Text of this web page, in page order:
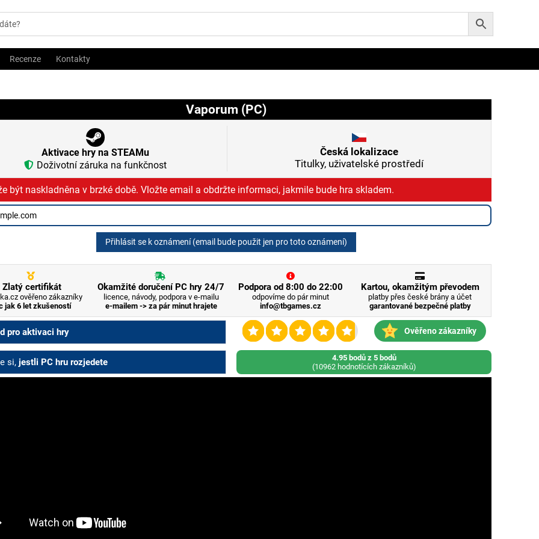
Recenze Kontakty
Vaporum (PC)
Aktivace hry na STEAMu
Doživotní záruka na funkčnost
Česká lokalizace
Titulky, uživatelské prostředí
být naskladněna v brzké době. Vložte email a obdržte informaci, jakmile bude hra skladem.
Přihlásit se k oznámení (email bude použit jen pro toto oznámení)
Zlatý certifikát
ověřeno zákazníky
jak 6 let zkušeností
Okamžité doručení PC hry 24/7
licence, návody, podpora v e-mailu
e-mailem -> za pár minut hrajete
Podpora od 8:00 do 22:00
odpovíme do pár minut
info@tbgames.cz
Kartou, okamžitým převodem
platby přes české brány a účet
garantované bezpečné platby
Ověřeno zákazníky
4.95 bodů z 5 bodů
(10962 hodnotících zákazníků)
pro aktivaci hry
si, jestli PC hru rozjedete